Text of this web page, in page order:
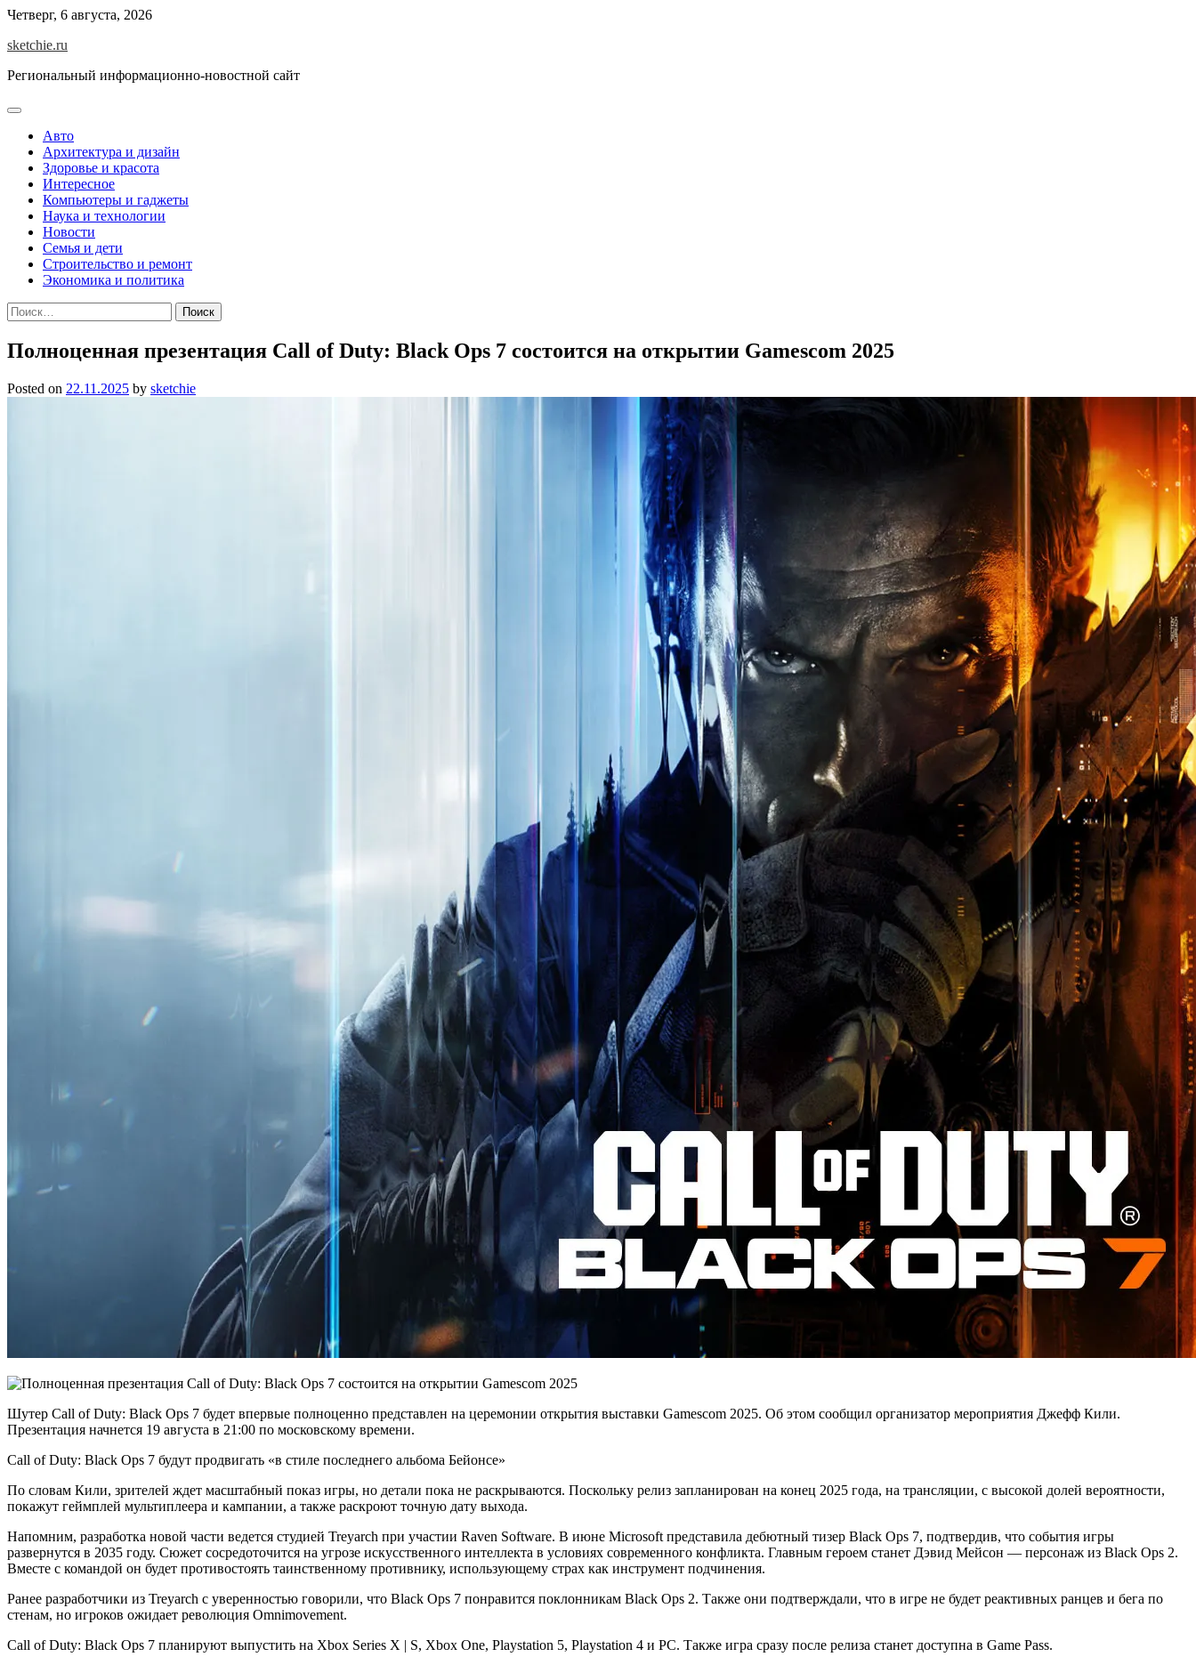
Skip
content
Четверг, 6 августа, 2026
sketchie.ru
Региональный информационно-новостной сайт
Авто
Архитектура и дизайн
Здоровье и красота
Интересное
Компьютеры и гаджеты
Наука и технологии
Новости
Семья и дети
Строительство и ремонт
Экономика и политика
Найти:
Полноценная презентация Call of Duty: Black Ops 7 состоится на открытии Gamescom 2025
Posted on 22.11.2025 by sketchie
Шутер Call of Duty: Black Ops 7 будет впервые полноценно представлен на церемонии открытия выставки Gamescom 2025. Об этом сообщил организатор мероприятия Джефф Кили.
Презентация начнется 19 августа в 21:00 по московскому времени.
Call of Duty: Black Ops 7 будут продвигать «в стиле последнего альбома Бейонсе»
По словам Кили, зрителей ждет масштабный показ игры, но детали пока не раскрываются. Поскольку релиз запланирован на конец 2025 года, на трансляции, с высокой долей вероятности,
покажут геймплей мультиплеера и кампании, а также раскроют точную дату выхода.
Напомним, разработка новой части ведется студией Treyarch при участии Raven Software. В июне Microsoft представила дебютный тизер Black Ops 7, подтвердив, что события игры
развернутся в 2035 году. Сюжет сосредоточится на угрозе искусственного интеллекта в условиях современного конфликта. Главным героем станет Дэвид Мейсон — персонаж из Black Ops 2.
Вместе с командой он будет противостоять таинственному противнику, использующему страх как инструмент подчинения.
Ранее разработчики из Treyarch с уверенностью говорили, что Black Ops 7 понравится поклонникам Black Ops 2. Также они подтверждали, что в игре не будет реактивных ранцев и бега по
стенам, но игроков ожидает революция Omnimovement.
Call of Duty: Black Ops 7 планируют выпустить на Xbox Series X | S, Xbox One, Playstation 5, Playstation 4 и PC. Также игра сразу после релиза станет доступна в Game Pass.